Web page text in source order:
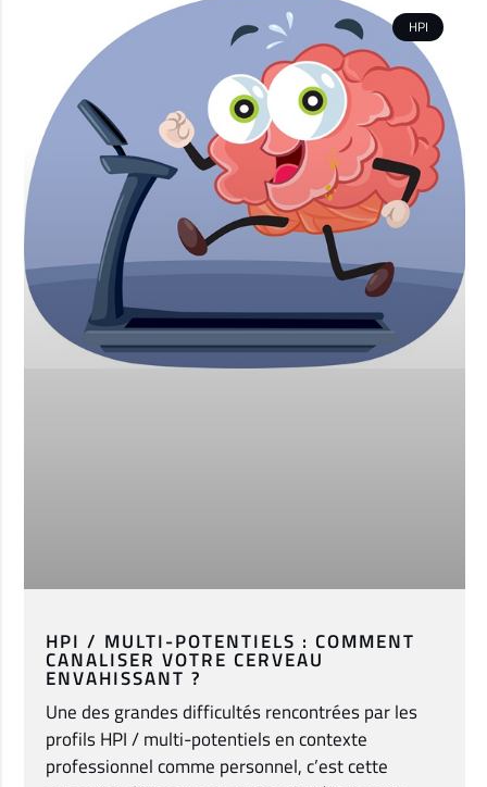
HPI
HPI / MULTI-POTENTIELS : COMMENT
CANALISER VOTRE CERVEAU
ENVAHISSANT ?
Une des grandes difficultés rencontrées par les
profils HPI / multi-potentiels en contexte
professionnel comme personnel, c’est cette